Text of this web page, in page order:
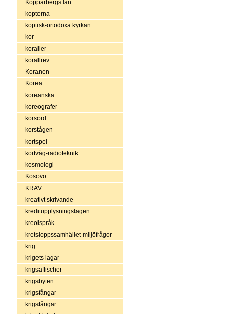
Kopparbergs län
kopterna
koptisk-ortodoxa kyrkan
kor
koraller
korallrev
Koranen
Korea
koreanska
koreografer
korsord
korstågen
kortspel
kortvåg-radioteknik
kosmologi
Kosovo
KRAV
kreativt skrivande
kreditupplysningslagen
kreolspråk
kretsloppssamhället-miljöfrågor
krig
krigets lagar
krigsaffischer
krigsbyten
krigsfångar
krigsfångar